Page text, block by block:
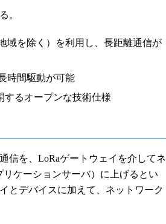
。
域を除く）を利用し、長距離通信が
時間駆動が可能
するオープンな技術仕様
信を、LoRaゲートウェイを介してネ
ケーションサーバ）に上げるとい
とデバイスに加えて、ネットワーク